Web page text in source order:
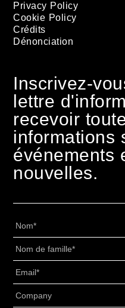
Privacy Policy
Cookie Policy
Crédits
Dénonciation
Inscrivez-
lettre
recevoir
informations
événements
nouvelles.
Titolo *